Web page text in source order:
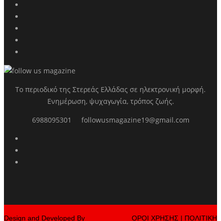
Το περιοδικό της Στερεάς Ελλάδας σε ηλεκτρονική μορφή.
Ενημέρωση, ψυχαγωγία, τρόπος ζωής.
6988095301 followusmagazine19@gmail.com
Design and Developed By ΟΡΟΙ ΧΡΗΣΗΣ | ΠΟΛΙΤΙΚΗ